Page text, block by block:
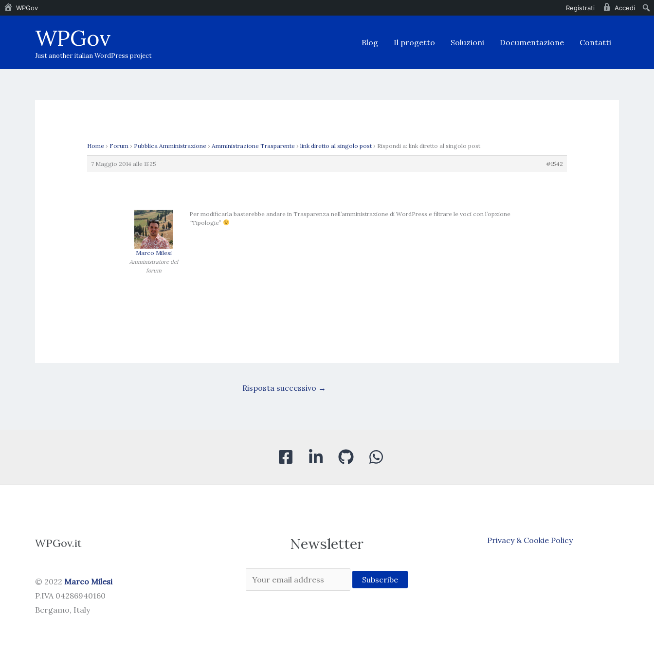
WPGov Registrati Accedi
WPGov
Just another italian WordPress project
Blog Il progetto Soluzioni Documentazione Contatti
Home › Forum › Pubblica Amministrazione › Amministrazione Trasparente › link diretto al singolo post › Rispondi a: link diretto al singolo post
7 Maggio 2014 alle 11:25 #1542
Marco Milesi
Amministratore del
forum
Per modificarla basterebbe andare in Trasparenza nell’amministrazione di WordPress e filtrare le voci con l’opzione
“Tipologie”
Risposta successivo →
WPGov.it
© 2022 Marco Milesi
P.IVA 04286940160
Bergamo, Italy
Newsletter Privacy & Cookie Policy